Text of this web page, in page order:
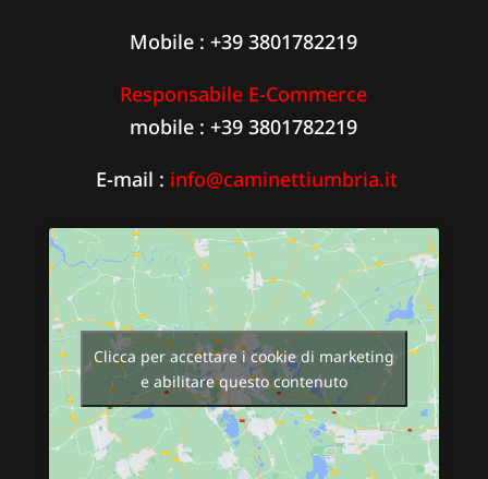
Mobile : +39 3801782219
Responsabile E-Commerce
mobile : +39 3801782219
E-mail : info@caminettiumbria.it
Clicca per accettare i cookie di marketing
e abilitare questo contenuto